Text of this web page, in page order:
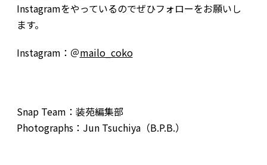
Instagramをやっているのでぜひフォローをお願いし
ます。
Instagram：＠mailo_coko
Snap Team：装苑編集部
Photographs：Jun Tsuchiya（B.P.B.）